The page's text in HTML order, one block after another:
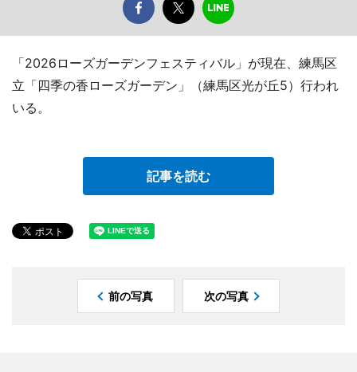
「2026ローズガーデンフェスティバル」が現在、練馬区
立「四季の香ローズガーデン」（練馬区光が丘5）行われ
いる。
記事を読む
前の写真 次の写真